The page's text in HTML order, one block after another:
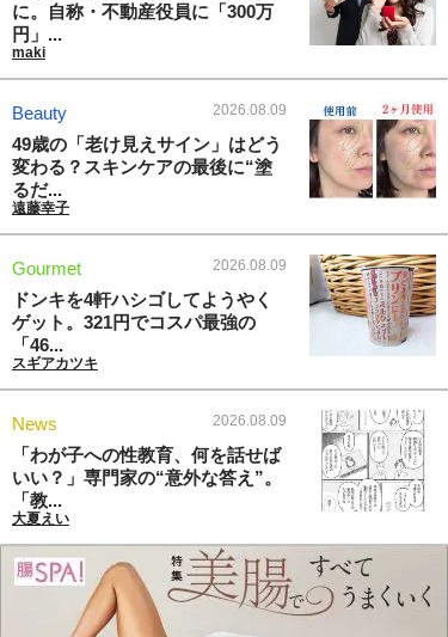
に。自称・不動産役員に「300万
円」...
maki
Beauty 2026.08.09
49歳の「老け見えサイン」はどう
変わる？スキンケアの最後に“塗
るだ...
遠藤幸子
Gourmet 2026.08.09
ドンキを4軒ハシゴしてようやく
ゲット。321円でコスパ最強の
「46...
スギアカツキ
News 2026.08.09
「わが子への性教育、何を話せば
いい？」専門家の“意外な答え”。
「教...
大夏えい